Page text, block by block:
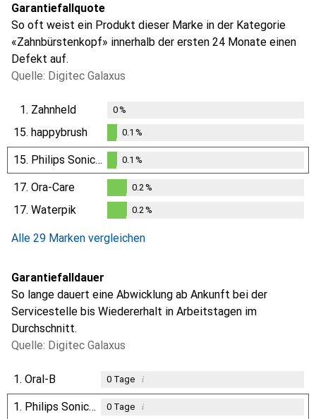
Garantiefallquote
So oft weist ein Produkt dieser Marke in der Kategorie
«Zahnbürstenkopf» innerhalb der ersten 24 Monate einen
Defekt auf.
Quelle: Digitec Galaxus
1. Zahnheld 0%
15. happybrush
0.1%
0.1 %
15. Philips Sonicare
0.1%
0.1 %
17. Ora-Care
0.2%
0.2 %
17. Waterpik 0.2 %
Alle 29 Marken vergleichen
Garantiefalldauer
So lange dauert eine Abwicklung ab Ankunft bei der
Servicestelle bis Wiedererhalt in Arbeitstagen im
Durchschnitt.
Quelle: Digitec Galaxus
1. Oral-B 0Tage i
1. Philips Sonicare 0Tage i